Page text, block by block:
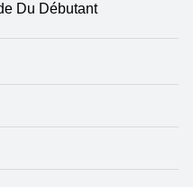
Du Débutant